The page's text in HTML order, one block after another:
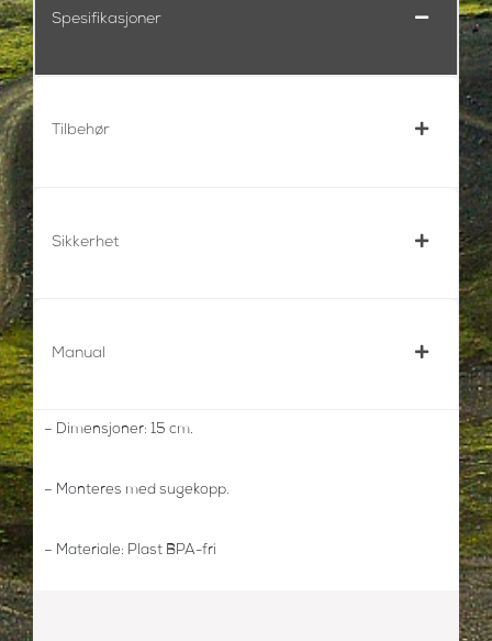
Spesifikasjoner
Tilbehør
Sikkerhet
Manual
– Dimensjoner: 15 cm.
– Monteres med sugekopp.
– Materiale: Plast BPA-fri